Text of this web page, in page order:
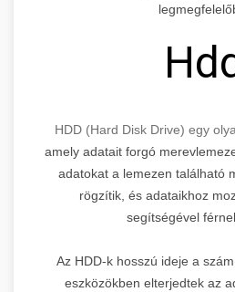
HDD (Hard Disk Drive) egy
amely adatait forgó
adatokat a lemezen található
rögzítik, és adataikhoz
segítségével
Az HDD-k hosszú ideje a
eszközökben elterjedtek az